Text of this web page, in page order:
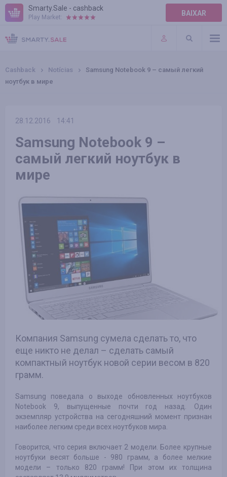
Smarty.Sale - cashback
Play Market: BAIXAR
AJUDA
TERMOS DE USO
Cashback Notícias
Samsung Notebook 9 – самый легкий
ноутбук в мире
28.12.2016 14:41
Samsung Notebook 9 –
самый легкий ноутбук в
мире
Компания Samsung сумела сделать то, что
еще никто не делал – сделать самый
компактный ноутбук новой серии весом в 820
грамм.
Samsung поведала о выходе обновленных ноутбуков
Notebook 9, выпущенные почти год назад. Один
экземпляр устройства на сегодняшний момент признан
наиболее легким среди всех ноутбуков мира.
Говорится, что серия включает 2 модели. Более крупные
ноутбуки весят больше - 980 грамм, а более мелкие
модели – только 820 грамм! При этом их толщина